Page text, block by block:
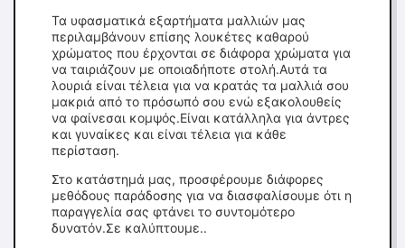
Τα υφασματικά εξαρτήματα μαλλιών μας
περιλαμβάνουν επίσης λουκέτες καθαρού
χρώματος που έρχονται σε διάφορα χρώματα για
να ταιριάζουν με οποιαδήποτε στολή.Αυτά τα
λουριά είναι τέλεια για να κρατάς τα μαλλιά σου
μακριά από το πρόσωπό σου ενώ εξακολουθείς
να φαίνεσαι κομψός.Είναι κατάλληλα για άντρες
και γυναίκες και είναι τέλεια για κάθε
περίσταση.
Στο κατάστημά μας, προσφέρουμε διάφορες
μεθόδους παράδοσης για να διασφαλίσουμε ότι η
παραγγελία σας φτάνει το συντομότερο
δυνατόν.Σε καλύπτουμε..